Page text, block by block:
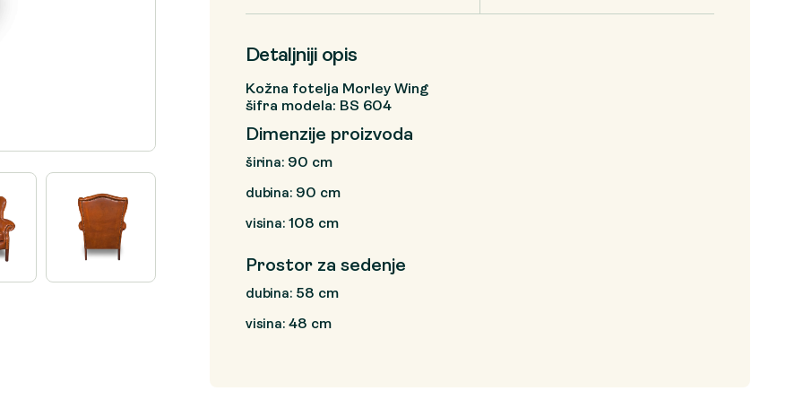
Detaljniji opis
Kožna fotelja Morley Wing
šifra modela: BS 604
Dimenzije proizvoda
širina: 90 cm
dubina: 90 cm
visina: 108 cm
Prostor za sedenje
dubina: 58 cm
visina: 48 cm